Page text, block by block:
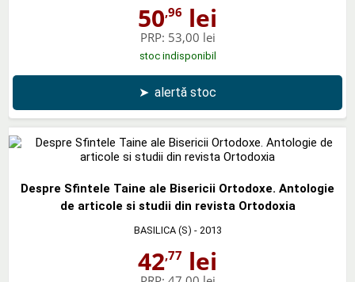
50,96 lei
PRP: 53,00 lei
stoc indisponibil
➤ alertă stoc
Despre Sfintele Taine ale Bisericii Ortodoxe. Antologie
de articole si studii din revista Ortodoxia
BASILICA (S) - 2013
42,77 lei